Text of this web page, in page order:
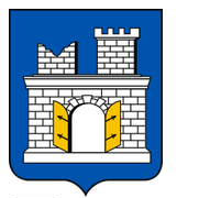
змісту
ліву
бічну
панель
праву
бічну
панель
нижнього
колонтитула